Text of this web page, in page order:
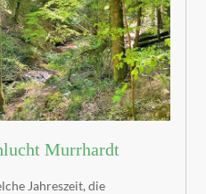
Murrhardt
Jahreszeit, die